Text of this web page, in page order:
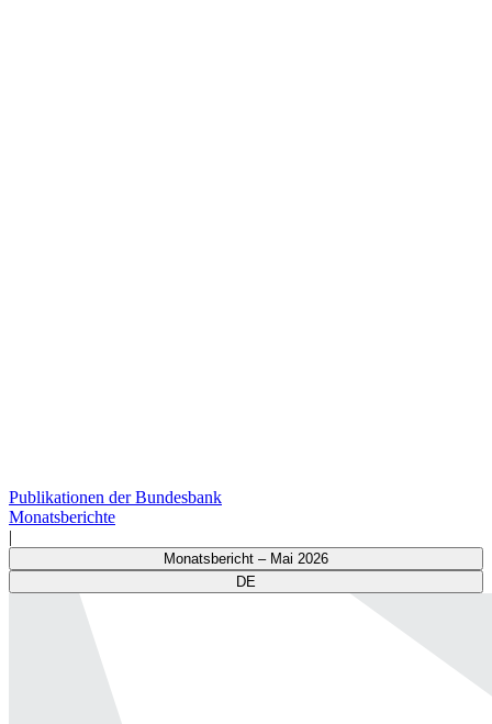
Publikationen der Bundesbank
Monatsberichte
|
Monatsbericht – Mai 2026
DE